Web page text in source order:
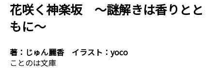
花咲く神楽坂 ～謎解きは香りとと
もに～
著： じゅん麗香 イラスト： yoco
ことのは文庫